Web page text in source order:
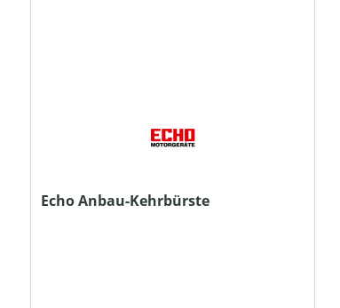
Echo Anbau-Kehrbürste